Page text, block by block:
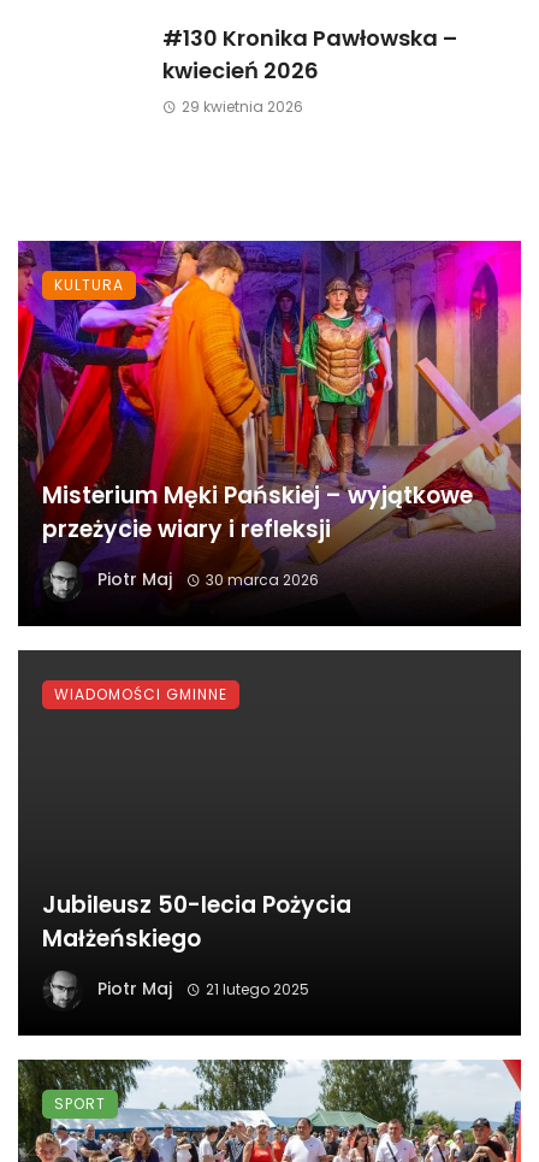
#130 Kronika Pawłowska –
kwiecień 2026
29 kwietnia 2026
Misterium Męki Pańskiej – wyjątkowe
przeżycie wiary i refleksji
Piotr Maj 30 marca 2026
KULTURA
Jubileusz 50-lecia Pożycia
Małżeńskiego
Piotr Maj 21 lutego 2025
WIADOMOŚCI GMINNE
SPORT